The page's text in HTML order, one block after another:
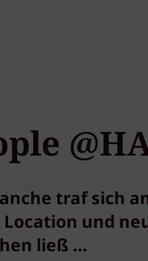
traf sich
und
ließ ...